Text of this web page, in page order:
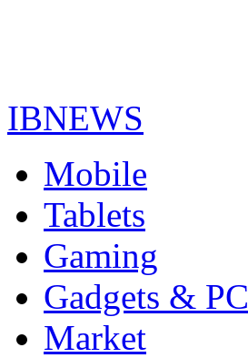
IBNEWS
Mobile
Tablets
Gaming
Gadgets & PC
Market